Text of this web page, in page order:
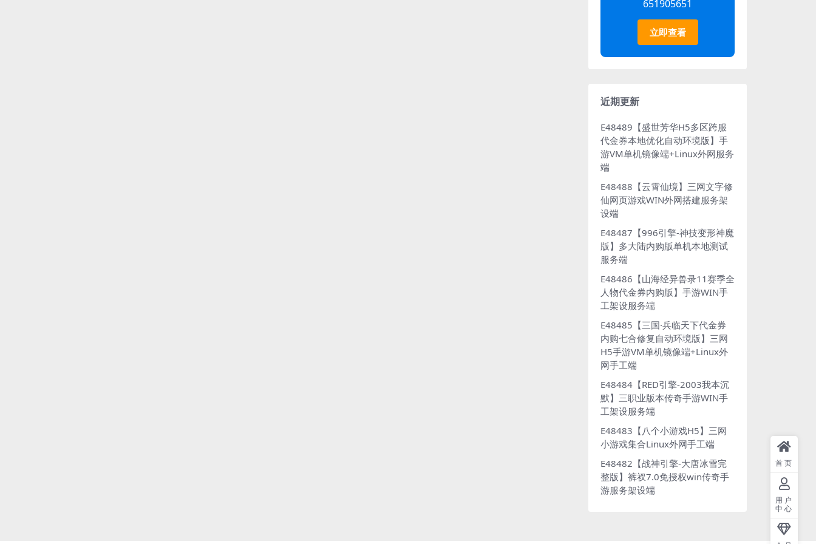
651905651
立即查看
近期更新
E48489【盛世芳华H5多区跨服
代金券本地优化自动环境版】手
游VM单机镜像端+Linux外网服务
端
E48488【云霄仙境】三网文字修
仙网页游戏WIN外网搭建服务架
设端
E48487【996引擎-神技变形神魔
版】多大陆内购版单机本地测试
服务端
E48486【山海经异兽录11赛季全
人物代金券内购版】手游WIN手
工架设服务端
E48485【三国·兵临天下代金券
内购七合修复自动环境版】三网
H5手游VM单机镜像端+Linux外
网手工端
E48484【RED引擎-2003我本沉
默】三职业版本传奇手游WIN手
工架设服务端
E48483【八个小游戏H5】三网
小游戏集合Linux外网手工端
E48482【战神引擎-大唐冰雪完
整版】裤衩7.0免授权win传奇手
游服务架设端
首页
用户
中心